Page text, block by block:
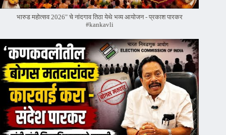
भारुड महोत्सव 2026" चे नांदगाव तिठा येथे भव्य आयोजन - प्रकाश पारकर
#kankavli